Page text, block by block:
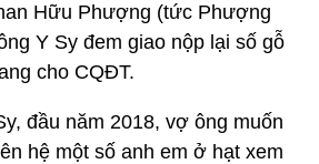
Hữu Phượng (tức Phượng
Y Sy đem giao nộp lại số gỗ
cho CQĐT.
đầu năm 2018, vợ ông muốn
hệ một số anh em ở hạt xem